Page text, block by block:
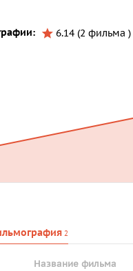
6.14 (2 фильма )
2
Название фильма